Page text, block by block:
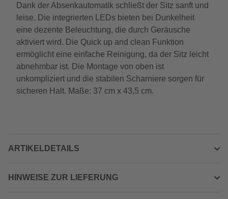
Dank der Absenkautomatik schließt der Sitz sanft und
leise. Die integrierten LEDs bieten bei Dunkelheit
eine dezente Beleuchtung, die durch Geräusche
aktiviert wird. Die Quick up and clean Funktion
ermöglicht eine einfache Reinigung, da der Sitz leicht
abnehmbar ist. Die Montage von oben ist
unkompliziert und die stabilen Scharniere sorgen für
sicheren Halt. Maße: 37 cm x 43,5 cm.
ARTIKELDETAILS
HINWEISE ZUR LIEFERUNG